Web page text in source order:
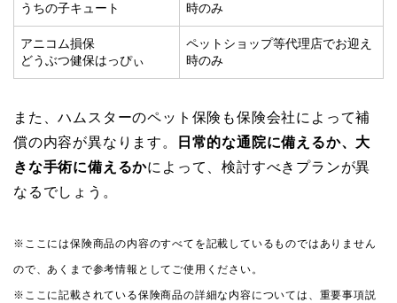
うちの子キュート
時のみ
アニコム損保
どうぶつ健保はっぴぃ
ペットショップ等代理店でお迎え
時のみ
また、ハムスターのペット保険も保険会社によって補
償の内容が異なります。
日常的な通院に備えるか、大
きな手術に備えるかによって、検討すべきプランが異
なるでしょう。
※ここには保険商品の内容のすべてを記載しているものではありません
ので、あくまで参考情報としてご使用ください。
※ここに記載されている保険商品の詳細な内容については、重要事項説